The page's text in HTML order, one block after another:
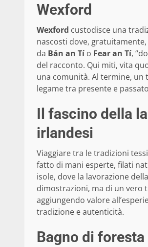
Wexford
Wexford custodisce una
nascosti dove,
da Bán an Tío Fear an Tí,
del racconto. Qui miti, vita
una comunità. Al termine, un
legame tra presente e
Il fascino della
irlandesi
Viaggiare tra le tradizioni
fatto di mani esperte, filati
isole, dove la lavorazione della
dimostrazioni, ma di un vero
aggiungendo valore
tradizione e autenticità.
Bagno di